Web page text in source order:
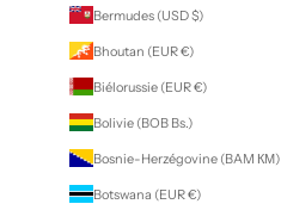
Bermudes (USD $)
Bhoutan (EUR €)
Biélorussie (EUR €)
Bolivie (BOB Bs.)
Bosnie-Herzégovine (BAM КМ)
Botswana (EUR €)